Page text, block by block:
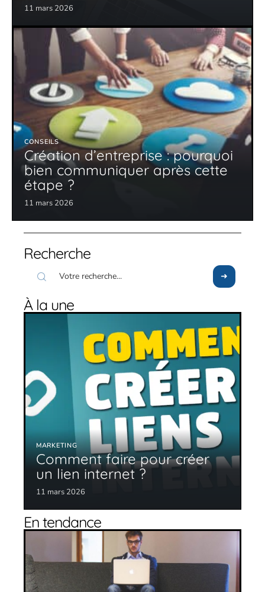
11 mars 2026
CONSEILS
Création d’entreprise : pourquoi
bien communiquer après cette
étape ?
11 mars 2026
Recherche
À la une
MARKETING
Comment faire pour créer
un lien internet ?
11 mars 2026
En tendance